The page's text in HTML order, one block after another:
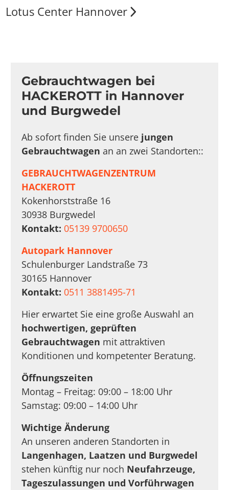
Lotus Center Hannover
Gebrauchtwagen bei
HACKEROTT in Hannover
und Burgwedel
Ab sofort finden Sie unsere jungen
Gebrauchtwagen an an zwei Standorten::
GEBRAUCHTWAGENZENTRUM
HACKEROTT
Kokenhorststraße 16
30938 Burgwedel
Kontakt: 05139 9700650
Autopark Hannover
Schulenburger Landstraße 73
30165 Hannover
Kontakt: 0511 3881495-71
Hier erwartet Sie eine große Auswahl an
hochwertigen, geprüften
Gebrauchtwagen mit attraktiven
Konditionen und kompetenter Beratung.
Öffnungszeiten
Montag – Freitag: 09:00 – 18:00 Uhr
Samstag: 09:00 – 14:00 Uhr
Wichtige Änderung
An unseren anderen Standorten in
Langenhagen, Laatzen und Burgwedel
stehen künftig nur noch Neufahrzeuge,
Tageszulassungen und Vorführwagen